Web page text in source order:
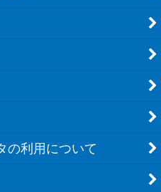
の利用について